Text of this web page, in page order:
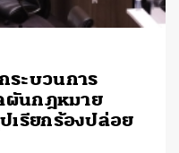
ระบวนการ
ผันกฎหมาย
เรียกร้องปล่อย